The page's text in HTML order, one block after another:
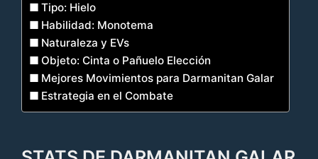
Tipo: Hielo
Habilidad: Monotema
Naturaleza y EVs
Objeto: Cinta o Pañuelo Elección
Mejores Movimientos para Darmanitan Galar
Estrategia en el Combate